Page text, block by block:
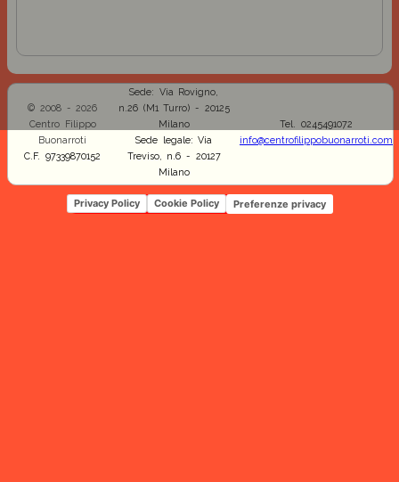
© 2008 - 2026
Centro Filippo
Buonarroti
C.F. 97339870152
Sede: Via Rovigno,
n.26 (M1 Turro) - 20125
Milano
Sede legale: Via
Treviso, n.6 - 20127
Milano
Tel. 0245491072
info@centrofilippobuonarroti.com
Privacy Policy Cookie Policy Preferenze privacy